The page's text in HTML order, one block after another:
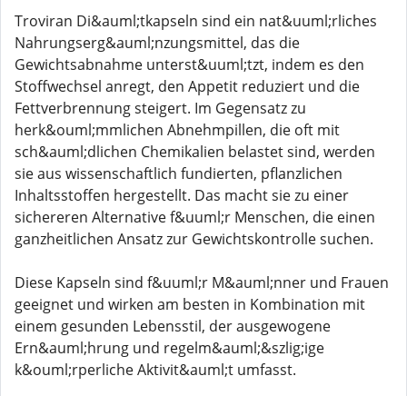
Troviran Di&auml;tkapseln sind ein nat&uuml;rliches
Nahrungserg&auml;nzungsmittel, das die
Gewichtsabnahme unterst&uuml;tzt, indem es den
Stoffwechsel anregt, den Appetit reduziert und die
Fettverbrennung steigert. Im Gegensatz zu
herk&ouml;mmlichen Abnehmpillen, die oft mit
sch&auml;dlichen Chemikalien belastet sind, werden
sie aus wissenschaftlich fundierten, pflanzlichen
Inhaltsstoffen hergestellt. Das macht sie zu einer
sichereren Alternative f&uuml;r Menschen, die einen
ganzheitlichen Ansatz zur Gewichtskontrolle suchen.
Diese Kapseln sind f&uuml;r M&auml;nner und Frauen
geeignet und wirken am besten in Kombination mit
einem gesunden Lebensstil, der ausgewogene
Ern&auml;hrung und regelm&auml;&szlig;ige
k&ouml;rperliche Aktivit&auml;t umfasst.